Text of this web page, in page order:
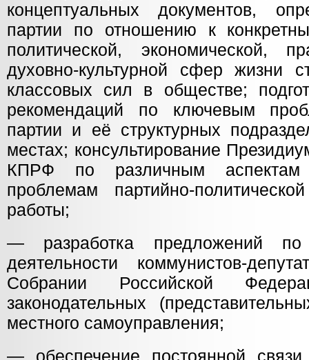
концептуальных документов,
партии по отношению к
политической, экономической,
духовно-культурной сфер жизни
классовых сил в обществе;
рекомендаций по ключевым
партии и её структурных
местах; консультирование
КПРФ по различным аспектам
проблемам партийно-
работы;
— разработка предложений по
деятельности коммунистов-
Собрании Российской
законодательных
местного самоуправления;
— обеспечение постоянной